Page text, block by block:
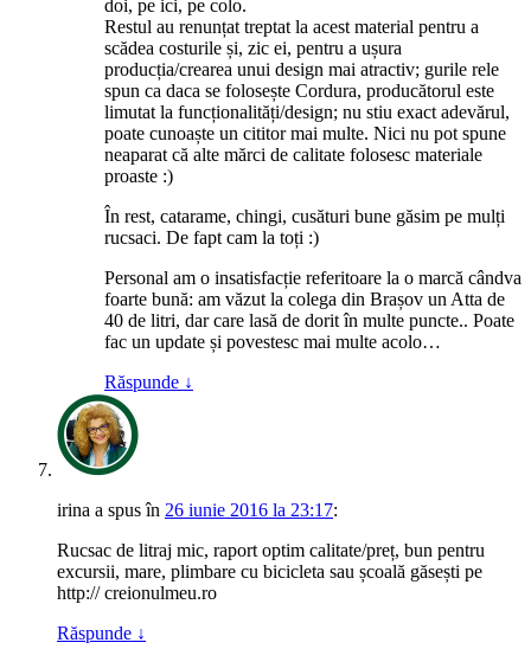
doi, pe ici, pe colo.
Restul au renunțat treptat la acest material pentru a
scădea costurile și, zic ei, pentru a ușura
producția/crearea unui design mai atractiv; gurile rele
spun ca daca se folosește Cordura, producătorul este
limutat la funcționalități/design; nu stiu exact adevărul,
poate cunoaște un cititor mai multe. Nici nu pot spune
neaparat că alte mărci de calitate folosesc materiale
proaste :)
În rest, catarame, chingi, cusături bune găsim pe mulți
rucsaci. De fapt cam la toți :)
Personal am o insatisfacție referitoare la o marcă cândva
foarte bună: am văzut la colega din Brașov un Atta de
40 de litri, dar care lasă de dorit în multe puncte.. Poate
fac un update și povestesc mai multe acolo…
Răspunde ↓
irina a spusîn 26 iunie 2016 la 23:17:
Rucsac de litraj mic, raport optim calitate/preț, bun pentru
excursii, mare, plimbare cu bicicleta sau școală găsești pe
http:// creionulmeu.ro
Răspunde ↓